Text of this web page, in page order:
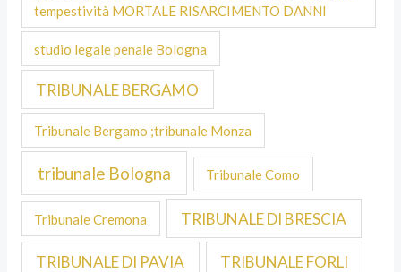
tempestività MORTALE RISARCIMENTO DANNI
studio legale penale Bologna
TRIBUNALE BERGAMO
Tribunale Bergamo ;tribunale Monza
tribunale Bologna Tribunale Como
Tribunale Cremona TRIBUNALE DI BRESCIA
TRIBUNALE DI PAVIA TRIBUNALE FORLI